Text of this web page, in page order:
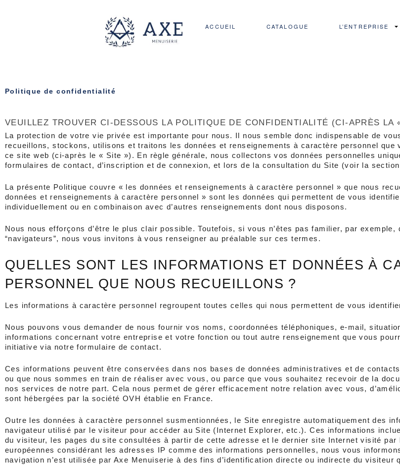
ACCUEIL CATALOGUE L’ENTREPRISE
Politique de confidentialité
VEUILLEZ TROUVER CI-DESSOUS LA POLITIQUE DE CONFIDENTIALITÉ (CI-APRÈS LA
La protection de votre vie privée est importante pour nous. Il nous semble donc indispensable de
recueillons, stockons, utilisons et traitons les données et renseignements à caractère personnel que
ce site web (ci-après le « Site »). En règle générale, nous collectons vos données personnelles
formulaires de contact, d’inscription et de connexion, et lors de la consultation du Site (voir la
La présente Politique couvre « les données et renseignements à caractère personnel » que nous
données et renseignements à caractère personnel » sont les données qui permettent de vous
individuellement ou en combinaison avec d’autres renseignements dont nous disposons.
Nous nous efforçons d’être le plus clair possible. Toutefois, si vous n’êtes pas familier, par exemple,
“navigateurs”, nous vous invitons à vous renseigner au préalable sur ces termes.
QUELLES SONT LES INFORMATIONS ET DONNÉES À
PERSONNEL QUE NOUS RECUEILLONS ?
Les informations à caractère personnel regroupent toutes celles qui nous permettent de vous
Nous pouvons vous demander de nous fournir vos noms, coordonnées téléphoniques, e-mail,
informations concernant votre entreprise et votre fonction ou tout autre renseignement que vous
initiative via notre formulaire de contact.
Ces informations peuvent être conservées dans nos bases de données administratives et de
ou que nous sommes en train de réaliser avec vous, ou parce que vous souhaitez recevoir de la
nos services de notre part. Cela nous permet de gérer efficacement notre relation avec vous,
sont hébergées par la société OVH établie en France.
Outre les données à caractère personnel susmentionnées, le Site enregistre automatiquement des
navigateur utilisé par le visiteur pour accéder au Site (Internet Explorer, etc.). Ces informations
du visiteur, les pages du site consultées à partir de cette adresse et le dernier site Internet visité
européennes considérant les adresses IP comme des informations personnelles, nous vous
navigation n’est utilisée par Axe Menuiserie à des fins d’identification directe ou indirecte du visiteur